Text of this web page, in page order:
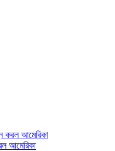
করল আমেরিকা
আমেরিকা